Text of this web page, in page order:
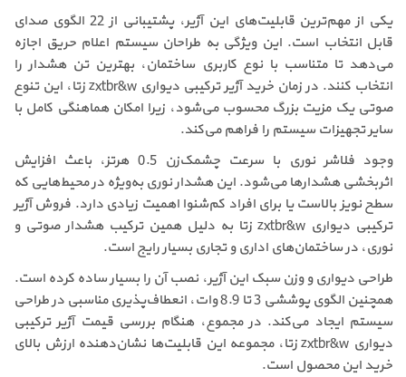
یکی از مهم‌ترین قابلیت‌های این آژیر، پشتیبانی از 22 الگوی صدای
قابل انتخاب است. این ویژگی به طراحان سیستم اعلام حریق اجازه
می‌دهد تا متناسب با نوع کاربری ساختمان، بهترین تن هشدار را
انتخاب کنند. در زمان خرید آژیر ترکیبی دیواری zxtbr&w زتا، این تنوع
صوتی یک مزیت بزرگ محسوب می‌شود، زیرا امکان هماهنگی کامل با
سایر تجهیزات سیستم را فراهم می‌کند.
وجود فلاشر نوری با سرعت چشمک‌زن 0.5 هرتز، باعث افزایش
اثربخشی هشدارها می‌شود. این هشدار نوری به‌ویژه در محیط‌هایی که
سطح نویز بالاست یا برای افراد کم‌شنوا اهمیت زیادی دارد. فروش آژیر
ترکیبی دیواری zxtbr&w زتا به دلیل همین ترکیب هشدار صوتی و
نوری، در ساختمان‌های اداری و تجاری بسیار رایج است.
طراحی دیواری و وزن سبک این آژیر، نصب آن را بسیار ساده کرده است.
همچنین الگوی پوششی 3 تا 8.9 وات، انعطاف‌پذیری مناسبی در طراحی
سیستم ایجاد می‌کند. در مجموع، هنگام بررسی قیمت آژیر ترکیبی
دیواری zxtbr&w زتا، مجموعه این قابلیت‌ها نشان‌دهنده ارزش بالای
خرید این محصول است.